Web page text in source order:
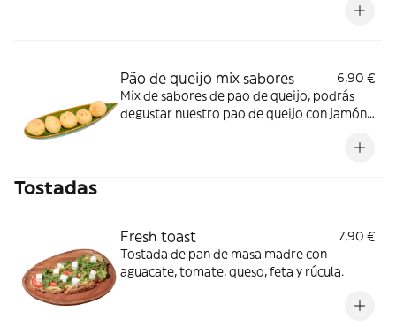
Pão de queijo mix sabores
6,90 €
Mix de sabores de pao de queijo, podrás
degustar nuestro pao de queijo con jamón,
Tostadas
Fresh toast
7,90 €
Tostada de pan de masa madre con
aguacate, tomate, queso, feta y rúcula.